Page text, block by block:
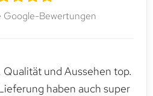
Google-Bewertungen
und Aussehen top.
haben auch super